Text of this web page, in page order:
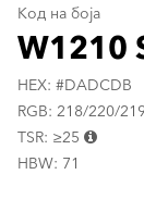
Код на боја
W1210
HEX: #DADCDB
RGB: 218/220/
TSR: ≥25
HBW: 71